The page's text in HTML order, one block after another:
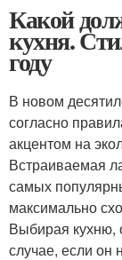
Какой
кухня.
году
В новом
согласно
акцентом на
Встраиваемая
самых
максимально
Выбирая кухню,
случае, если он